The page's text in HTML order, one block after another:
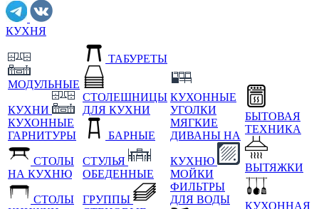
КУХНЯ
МОДУЛЬНЫЕ
КУХНИ
КУХОННЫЕ
ГАРНИТУРЫ
СТОЛЫ
НА КУХНЮ
СТОЛЫ
ТАБУРЕТЫ
СТОЛЕШНИЦЫ
ДЛЯ КУХНИ
БАРНЫЕ
СТУЛЬЯ
ОБЕДЕННЫЕ
ГРУППЫ
КУХОННЫЕ
УГОЛКИ
МЯГКИЕ
ДИВАНЫ НА
КУХНЮ
МОЙКИ
ФИЛЬТРЫ
ДЛЯ ВОДЫ
БЫТОВАЯ
ТЕХНИКА
ВЫТЯЖКИ
КУХОННАЯ